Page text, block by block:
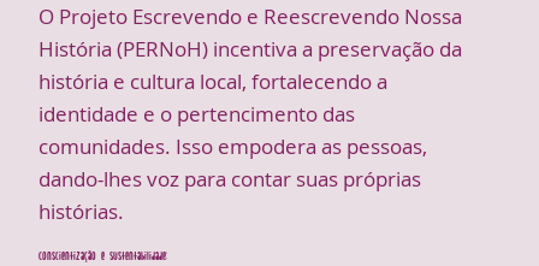
O Projeto Escrevendo e Reescrevendo Nossa
História (PERNoH) incentiva a preservação da
história e cultura local, fortalecendo a
identidade e o pertencimento das
comunidades. Isso empodera as pessoas,
dando-lhes voz para contar suas próprias
histórias.
Conscientização e Sustentabilidade: